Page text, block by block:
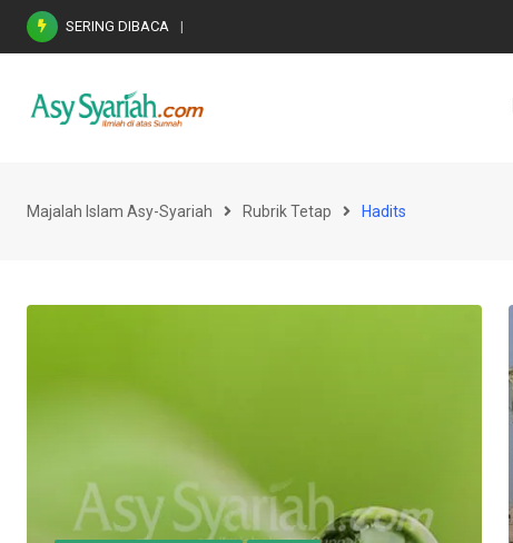
Skip
SERING DIBACA
Majalah Islam Asy-Syariah Rubrik Tetap Hadits